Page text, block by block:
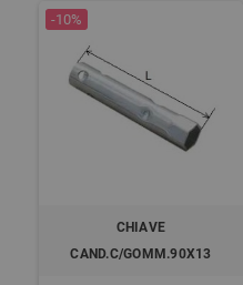
-10%
CHIAVE
CAND.C/GOMM.90X13